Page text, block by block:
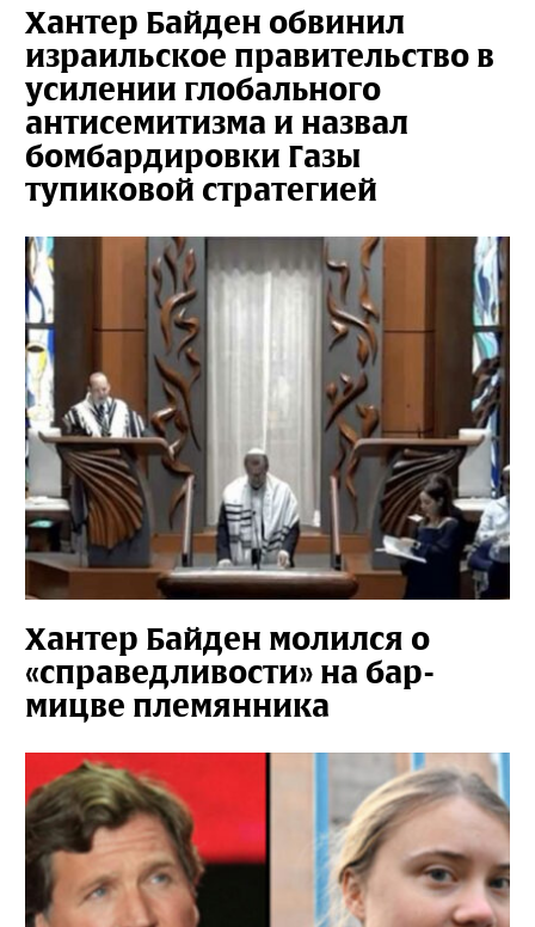
Хантер Байден обвинил
израильское правительство в
усилении глобального
антисемитизма и назвал
бомбардировки Газы
тупиковой стратегией
Хантер Байден молился о
«справедливости» на бар-
мицве племянника